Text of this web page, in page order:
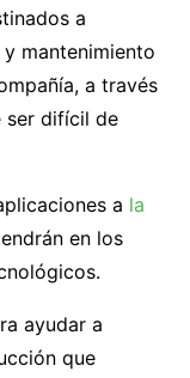
a
mantenimiento
a través
ser difícil de
a la
en los
ayudar a
que